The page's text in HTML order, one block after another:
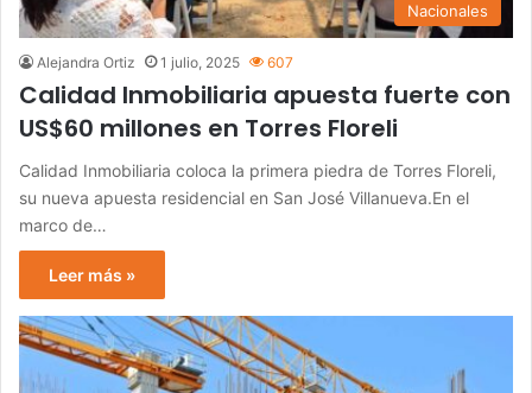
Nacionales
Alejandra Ortiz 1 julio, 2025 607
Calidad Inmobiliaria apuesta fuerte con
US$60 millones en Torres Floreli
Calidad Inmobiliaria coloca la primera piedra de Torres Floreli,
su nueva apuesta residencial en San José Villanueva.En el
marco de…
Leer más »